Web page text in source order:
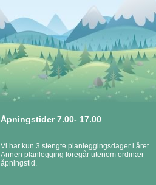
Åpningstider 7.00- 17.00
Vi har kun 3 stengte planleggingsdager i året.
Annen planlegging foregår utenom ordinær
åpningstid.